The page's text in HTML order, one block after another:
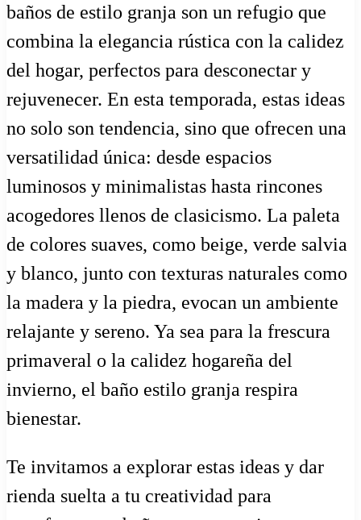
baños de estilo granja son un refugio que
combina la elegancia rústica con la calidez
del hogar, perfectos para desconectar y
rejuvenecer. En esta temporada, estas ideas
no solo son tendencia, sino que ofrecen una
versatilidad única: desde espacios
luminosos y minimalistas hasta rincones
acogedores llenos de clasicismo. La paleta
de colores suaves, como beige, verde salvia
y blanco, junto con texturas naturales como
la madera y la piedra, evocan un ambiente
relajante y sereno. Ya sea para la frescura
primaveral o la calidez hogareña del
invierno, el baño estilo granja respira
bienestar.
Te invitamos a explorar estas ideas y dar
rienda suelta a tu creatividad para